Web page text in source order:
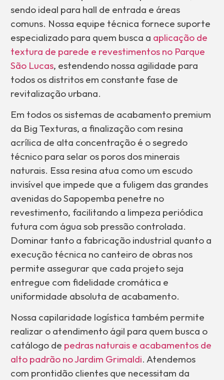
sendo ideal para hall de entrada e áreas
comuns. Nossa equipe técnica fornece suporte
especializado para quem busca a aplicação de
textura de parede e revestimentos no Parque
São Lucas, estendendo nossa agilidade para
todos os distritos em constante fase de
revitalização urbana.
Em todos os sistemas de acabamento premium
da Big Texturas, a finalização com resina
acrílica de alta concentração é o segredo
técnico para selar os poros dos minerais
naturais. Essa resina atua como um escudo
invisível que impede que a fuligem das grandes
avenidas do Sapopemba penetre no
revestimento, facilitando a limpeza periódica
futura com água sob pressão controlada.
Dominar tanto a fabricação industrial quanto a
execução técnica no canteiro de obras nos
permite assegurar que cada projeto seja
entregue com fidelidade cromática e
uniformidade absoluta de acabamento.
Nossa capilaridade logística também permite
realizar o atendimento ágil para quem busca o
catálogo de pedras naturais e acabamentos de
alto padrão no Jardim Grimaldi. Atendemos
com prontidão clientes que necessitam da